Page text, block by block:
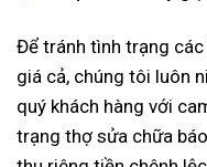
Để tránh tình trạng
giá cả, chúng tôi luôn
quý khách hàng với
trạng thợ sửa chữa